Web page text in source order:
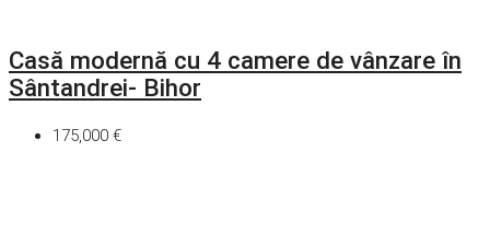
Casă modernă cu 4 camere de vânzare în
Sântandrei- Bihor
175,000 €